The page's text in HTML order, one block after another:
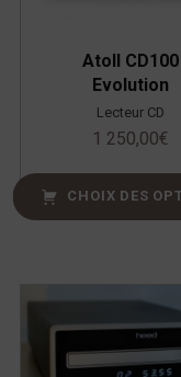
Atoll CD100
Evolution
Lecteur CD
1 250,00€
CHOIX DES